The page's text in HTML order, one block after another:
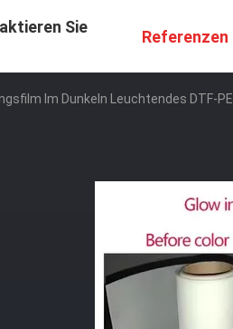
Sie
Referenzen
Im Dunkeln Leuchtendes DTF-